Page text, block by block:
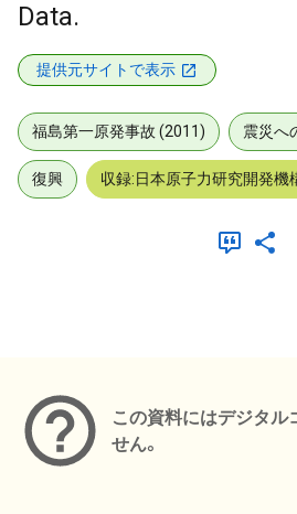
Data.
提供元サイトで表示
福島第一原発事故 (2011) 震災へ
復興 収録:日本原子力研究開発機
この資料にはデジタル
せん。